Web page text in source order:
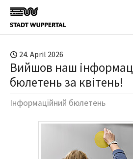
Skip to main content
24. April 2026
Вийшов наш
бюлетень за квітень!
Інформаційний бюлетень